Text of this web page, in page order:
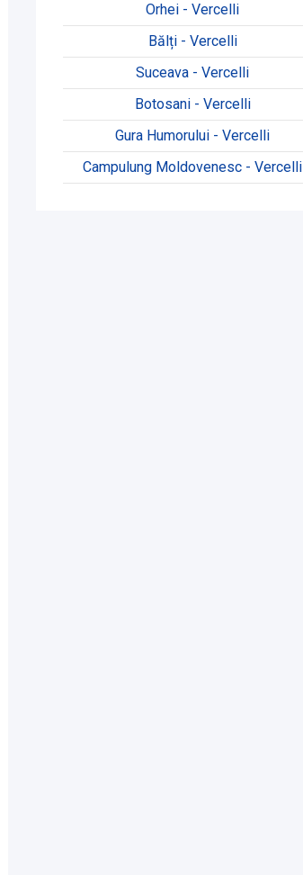
Orhei - Vercelli
Bălți - Vercelli
Suceava - Vercelli
Botosani - Vercelli
Gura Humorului - Vercelli
Campulung Moldovenesc - Vercelli